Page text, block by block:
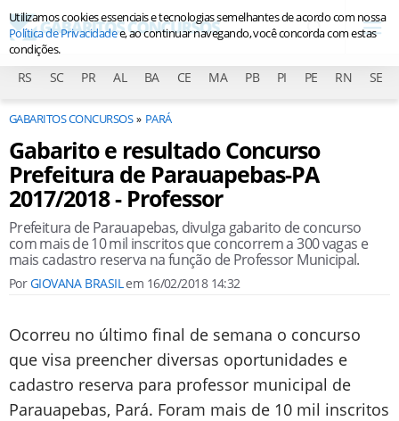
RS SC PR AL BA CE MA PB PI PE RN SE
GABARITOS CONCURSOS PARÁ
Gabarito e resultado Concurso
Prefeitura de Parauapebas-PA
2017/2018 - Professor
Prefeitura de Parauapebas, divulga gabarito de concurso
com mais de 10 mil inscritos que concorrem a 300 vagas e
mais cadastro reserva na função de Professor Municipal.
PorGIOVANA BRASILem 16/02/2018 14:32
Ocorreu no último final de semana o concurso
que visa preencher diversas oportunidades e
cadastro reserva para professor municipal de
Parauapebas, Pará. Foram mais de 10 mil inscritos
Utilizamos cookies essenciais e tecnologias semelhantes de acordo com nossa
Política de Privacidadee, ao continuar navegando, você concorda com estas
condições.